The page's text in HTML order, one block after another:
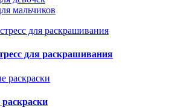
мальчиков
для раскрашивания